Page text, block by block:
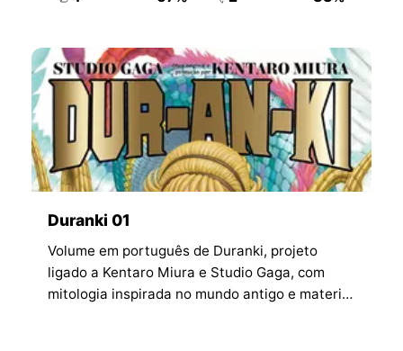
Duranki 01
Volume em português de Duranki, projeto
ligado a Kentaro Miura e Studio Gaga, com
mitologia inspirada no mundo antigo e material